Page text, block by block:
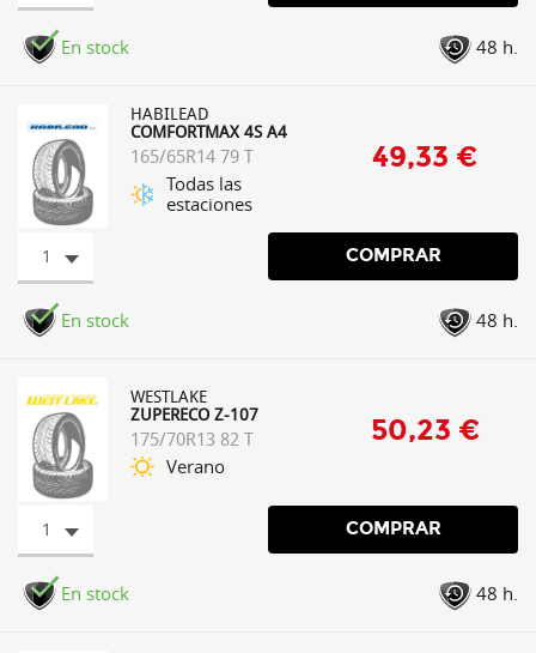
En stock 48 h.
HABILEAD
COMFORTMAX 4S A4
165/65R14 79 T
Todas las
estaciones
49,33 €
1 COMPRAR
En stock 48 h.
WESTLAKE
ZUPERECO Z-107
175/70R13 82 T
Verano
50,23 €
1 COMPRAR
En stock 48 h.